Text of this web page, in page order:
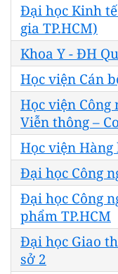
Đại học Kinh
gia TP.HCM)
Khoa Y - ĐH
Học viện Cán
Học viện Công
Viễn thông –
Học viện
Đại học Công
Đại học Công
phẩm TP.HCM
Đại học Giao
sở 2